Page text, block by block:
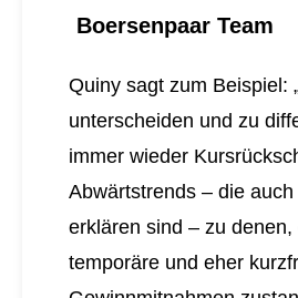
Boersenpaar Team
Quiny sagt zum Beispiel:
unterscheiden und zu
immer wieder
Abwärtstrends – die
erklären sind – zu denen,
temporäre und eher